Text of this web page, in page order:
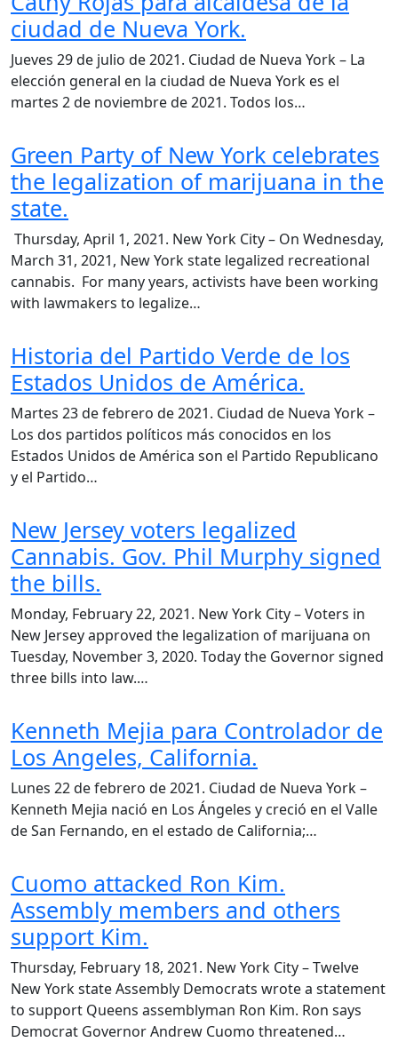
ciudad de Nueva York.
Jueves 29 de julio de 2021. Ciudad de Nueva York – La
elección general en la ciudad de Nueva York es el
martes 2 de noviembre de 2021. Todos los…
Green Party of New York celebrates
the legalization of marijuana in the
state.
Thursday, April 1, 2021. New York City – On Wednesday,
March 31, 2021, New York state legalized recreational
cannabis. For many years, activists have been working
with lawmakers to legalize…
Historia del Partido Verde de los
Estados Unidos de América.
Martes 23 de febrero de 2021. Ciudad de Nueva York –
Los dos partidos políticos más conocidos en los
Estados Unidos de América son el Partido Republicano
y el Partido…
New Jersey voters legalized
Cannabis. Gov. Phil Murphy signed
the bills.
Monday, February 22, 2021. New York City – Voters in
New Jersey approved the legalization of marijuana on
Tuesday, November 3, 2020. Today the Governor signed
three bills into law.…
Kenneth Mejia para Controlador de
Los Angeles, California.
Lunes 22 de febrero de 2021. Ciudad de Nueva York –
Kenneth Mejia nació en Los Ángeles y creció en el Valle
de San Fernando, en el estado de California;…
Cuomo attacked Ron Kim.
Assembly members and others
support Kim.
Thursday, February 18, 2021. New York City – Twelve
New York state Assembly Democrats wrote a statement
to support Queens assemblyman Ron Kim. Ron says
Democrat Governor Andrew Cuomo threatened…